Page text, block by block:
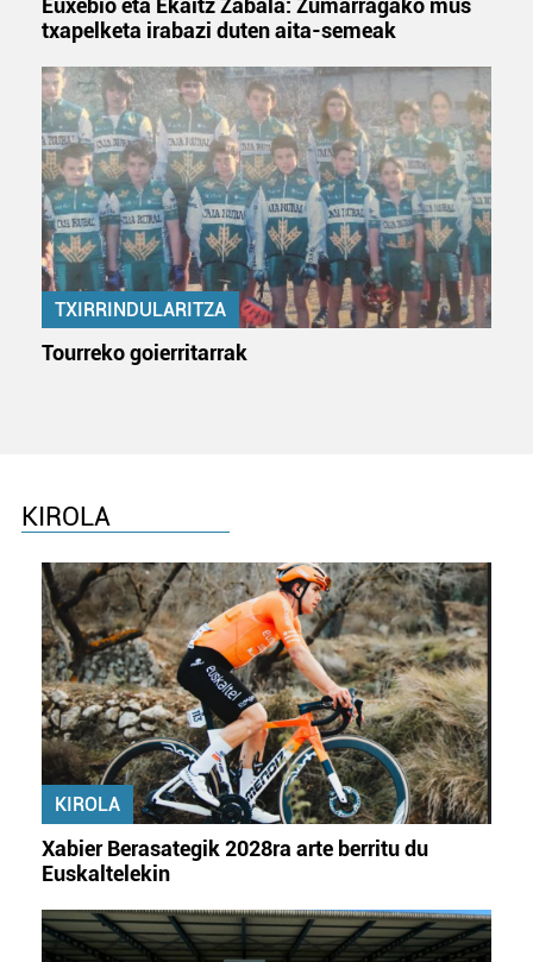
bazkideen zerrenda, beren ustez zein helburutarako
duten interes legitimoa eta horren aurka nola egin
dezakezun ikusteko.
Lortu zure datu pertsonalak prozesatzeko moduari
buruzko informazio gehiago eta ezarri zure lehentasunak
datuen atalean. Edozein unetan alda edo ken dezakezu
zure baimena Cookieen adierazpenean.
Webgune honek cookie propioak eta hirugarrenen cookie-
fitxategiak erabiltzen ditu. Zure esperientzia eta
zerbitzuak hobetzeko asmoz, cookie teknologiaz
baliatzen gara. Ohar hau onartuz gero, teknologia hori
Euxebio eta Ekaitz Zabala: Zumarragako mus
txapelketa irabazi duten aita-semeak
TXIRRINDULARITZA
Tourreko goierritarrak
KIROLA
KIROLA
Xabier Berasategik 2028ra arte berritu du
Euskaltelekin